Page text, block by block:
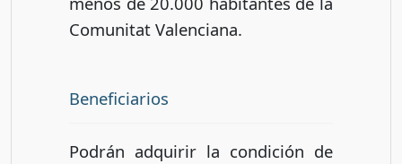
Comunitat Valenciana.
Beneficiarios
Podrán adquirir la condición de